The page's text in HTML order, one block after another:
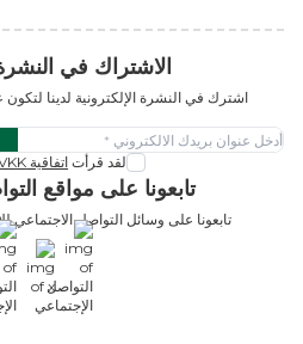
الاشتراك في النشرة
اشترك في النشرة الإلكترونية لدينا لتكون
لقد قرأت اتفاقية KVKK
تابعونا على مواقع
تابعونا على وسائل التواصل الاجتماعي
x